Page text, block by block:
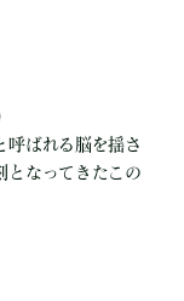
呼ばれる脳を揺さ
となってきたこの